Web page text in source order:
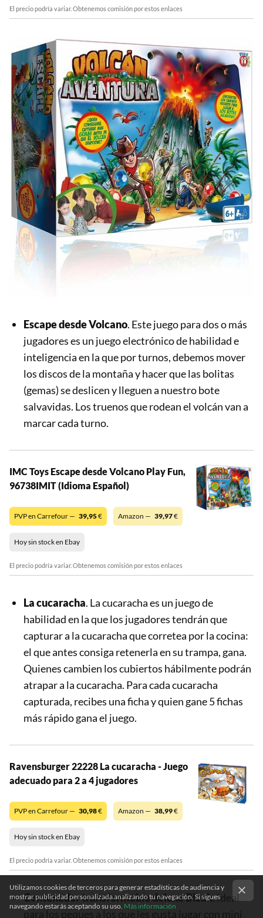
El precio podría variar. Obtenemos comisión por estos enlaces
Escape desde Volcano. Este juego para dos o más
jugadores es un juego electrónico de habilidad e
inteligencia en la que por turnos, debemos mover
los discos de la montaña y hacer que las bolitas
(gemas) se deslicen y lleguen a nuestro bote
salvavidas. Los truenos que rodean el volcán van a
marcar cada turno.
IMC Toys Escape desde Volcano Play Fun,
96738IMIT (Idioma Español)
PVP en Carrefour — 39,95€ Amazon — 39,97€
Hoy sin stock en Ebay
El precio podría variar. Obtenemos comisión por estos enlaces
La cucaracha. La cucaracha es un juego de
habilidad en la que los jugadores tendrán que
capturar a la cucaracha que corretea por la cocina:
el que antes consiga retenerla en su trampa, gana.
Quienes cambien los cubiertos hábilmente podrán
atrapar a la cucaracha. Para cada cucaracha
capturada, recibes una ficha y quien gane 5 fichas
más rápido gana el juego.
Ravensburger 22228 La cucaracha - Juego
adecuado para 2 a 4 jugadores
PVP en Carrefour — 30,98€ Amazon — 38,99€
Hoy sin stock en Ebay
El precio podría variar. Obtenemos comisión por estos enlaces
Contenedor transformable deluxe Bizak. Ideal
para los peques a los que les gusta jugar con mini
Utilizamos cookies de terceros para generar estadísticas de audiencia y
mostrar publicidad personalizada analizando tu navegación. Si sigues
navegando estarás aceptando su uso. Más información